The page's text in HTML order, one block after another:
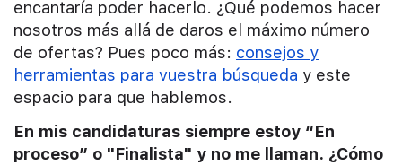
encantaría poder hacerlo. ¿Qué podemos hacer
nosotros más allá de daros el máximo número
de ofertas? Pues poco más: consejos y
herramientas para vuestra búsqueda y este
espacio para que hablemos.
En mis candidaturas siempre estoy “En
proceso” o "Finalista" y no me llaman. ¿Cómo